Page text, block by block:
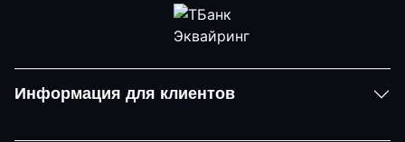
Информация для клиентов